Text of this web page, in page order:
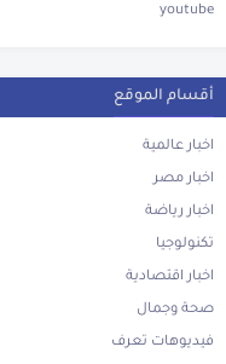
youtube
أقسام الموقع
اخبار عالمية
اخبار مصر
اخبار رياضة
تكنولوجيا
اخبار اقتصادية
صحة وجمال
فيديوهات تعرف